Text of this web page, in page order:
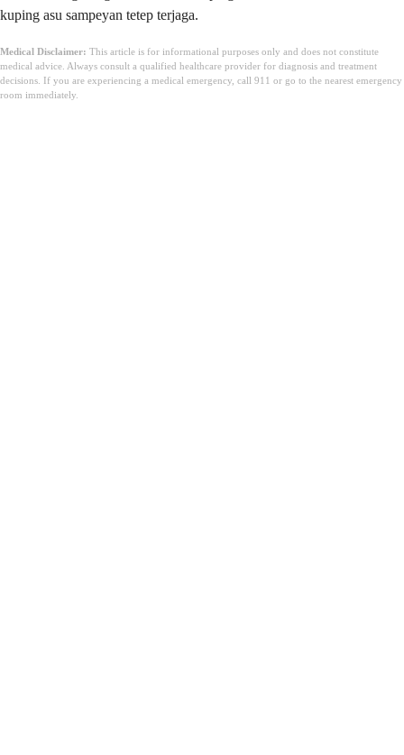
kuping asu sampeyan tetep terjaga.
Medical Disclaimer: This article is for informational purposes only and does not constitute
medical advice. Always consult a qualified healthcare provider for diagnosis and treatment
decisions. If you are experiencing a medical emergency, call 911 or go to the nearest emergency
room immediately.